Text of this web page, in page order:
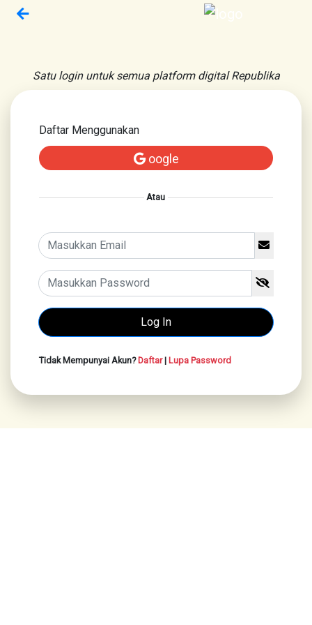
Satu login untuk semua platform digital Republika
Daftar Menggunakan
oogle
Atau
Tidak Mempunyai Akun?Daftar| Lupa Password